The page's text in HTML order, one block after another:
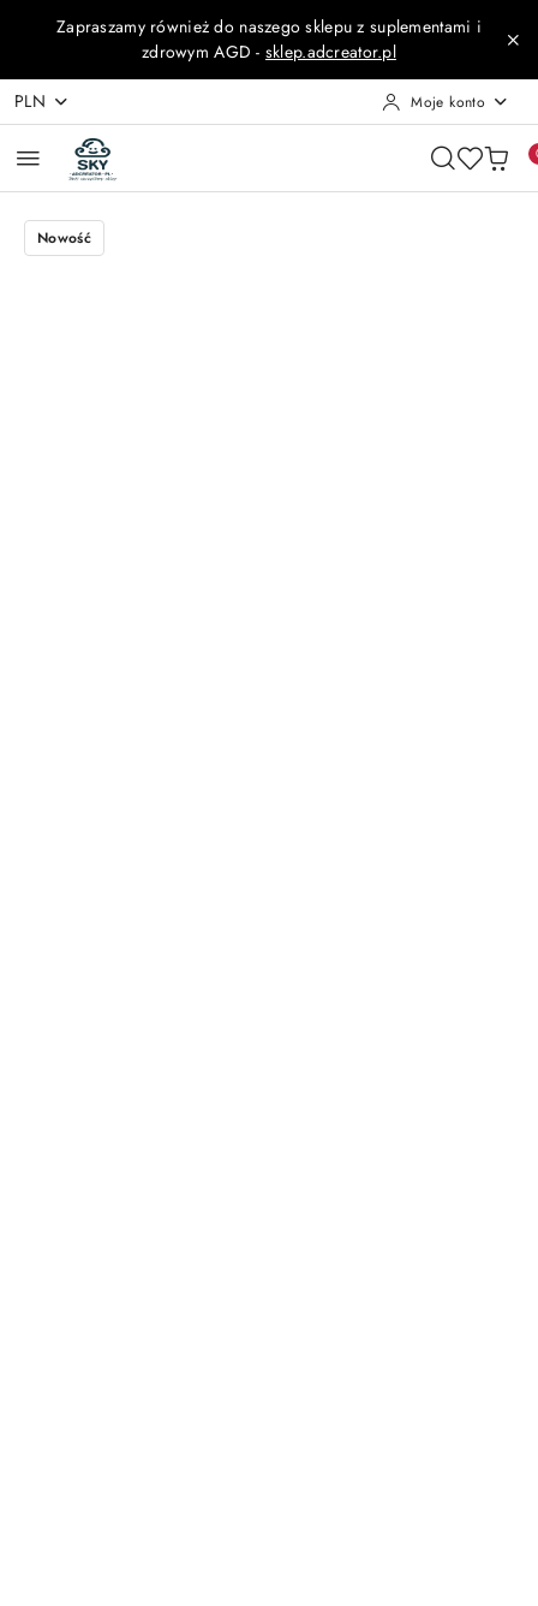
Przejdź do treści głównej
Przejdź do wyszukiwarki
Przejdź do moje konto
Przejdź do menu głównego
Przejdź do opisu produktu
Przejdź do stopki
Zapraszamy również do naszego sklepu z suplementami i
zdrowym AGD - sklep.adcreator.pl
PLN Moje konto
Nowość